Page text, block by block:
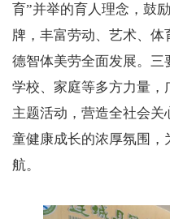
育”并举的育人理念，鼓
牌，丰富劳动、艺术、
德智体美劳全面发展。三
学校、家庭等多方力量
主题活动，营造全社会
童健康成长的浓厚氛围
航。